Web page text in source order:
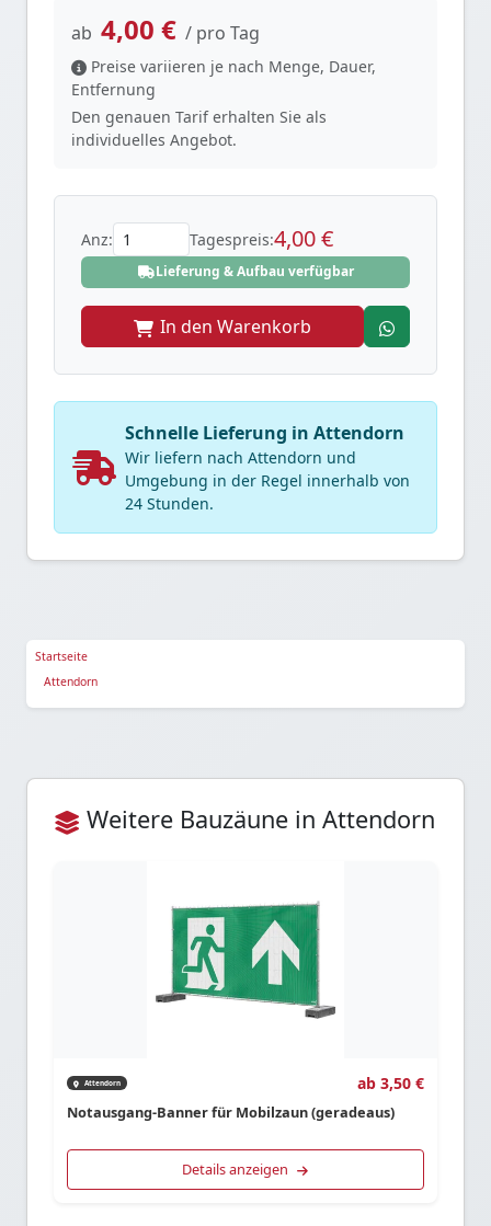
Startseite
Attendorn
ab 4,00 € / pro Tag
Preise variieren je nach Menge, Dauer,
Entfernung
Den genauen Tarif erhalten Sie als
individuelles Angebot.
Anz: Tagespreis:4,00 €
Lieferung & Aufbau verfügbar
In den Warenkorb
Schnelle Lieferung in Attendorn
Wir liefern nach Attendorn und
Umgebung in der Regel innerhalb von
24 Stunden.
Weitere Bauzäune in Attendorn
Attendorn ab 3,50 €
Notausgang-Banner für Mobilzaun (geradeaus)
Details anzeigen